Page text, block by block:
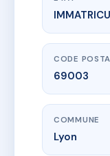
SDC 4
4 pl victor
CODE
69003
COMMUNE
Lyon